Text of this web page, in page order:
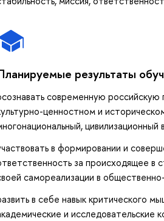
результаты
современную
ценностном и
цивилизационный
в формировании и
за происходящее в
самореализации в
в себе навык критического
и исследовательские